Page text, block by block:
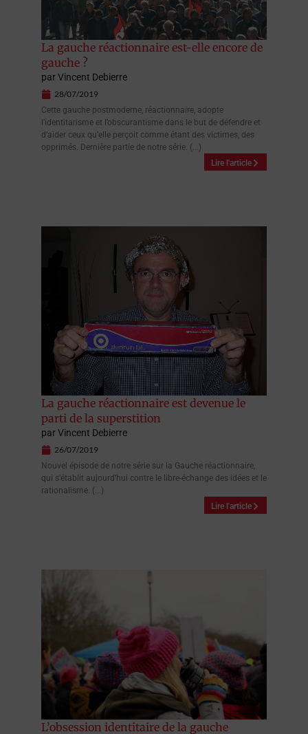
La gauche réactionnaire est-elle encore de
gauche ?
parVincent Debierre
28/07/2019
Cette gauche postmoderne, réactionnaire, adopte
l’identitarisme et l’obscurantisme dans le but de défendre et
d’aider ceux qu’elle perçoit comme étant des victimes, des
opprimés. Dernière partie de notre série. (...)
Lire l'article
La gauche réactionnaire est devenue le
parti de la superstition
parVincent Debierre
26/07/2019
Nouvel épisode de notre série sur la Gauche réactionnaire,
qui s'établit aujourd'hui contre le libre-échange des idées et le
rationalisme. (...)
Lire l'article
L’obsession identitaire de la gauche